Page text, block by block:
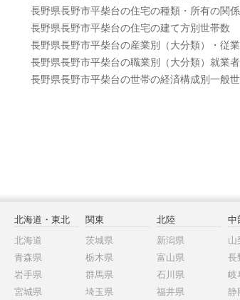
長野県長野市平柴台の住宅の種類・所有の関
長野県長野市平柴台の住宅の建て方別世帯数
長野県長野市平柴台の産業別（大分類）・従
長野県長野市平柴台の職業別（大分類）就業
長野県長野市平柴台の世帯の経済構成別一般
北海道・東北
北海道
青森県
岩手県
宮城県
関東
茨城県
栃木県
群馬県
埼玉県
北陸
新潟県
富山県
石川県
福井県
中
山
長
岐
静